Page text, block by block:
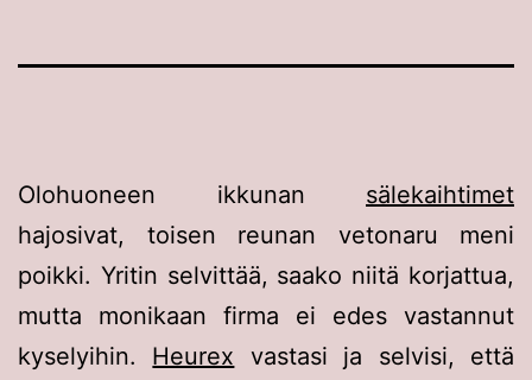
Olohuoneen ikkunan sälekaihtimet
hajosivat, toisen reunan vetonaru meni
poikki. Yritin selvittää, saako niitä korjattua,
mutta monikaan firma ei edes vastannut
kyselyihin. Heurex vastasi ja selvisi, että